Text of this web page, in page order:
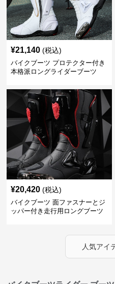
¥21,140 (税込)
バイクブーツ プロテクター付き
本格派ロングライダーブーツ
¥20,420 (税込)
バイクブーツ 面ファスナーとジ
ッパー付き走行用ロングブーツ
人気アイ